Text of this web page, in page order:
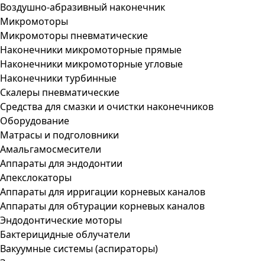
Воздушно-абразивный наконечник
Микромоторы
Микромоторы пневматические
Наконечники микромоторные прямые
Наконечники микромоторные угловые
Наконечники турбинные
Скалеры пневматические
Средства для смазки и очистки наконечников
Оборудование
Матрасы и подголовники
Амальгамосмесители
Аппараты для эндодонтии
Апекслокаторы
Аппараты для ирригации корневых каналов
Аппараты для обтурации корневых каналов
Эндодонтические моторы
Бактерицидные облучатели
Вакуумные системы (аспираторы)